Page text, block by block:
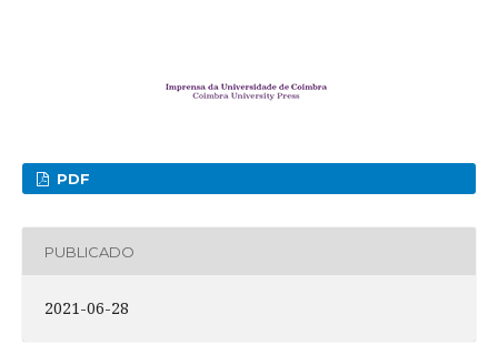
PDF
PUBLICADO
2021-06-28